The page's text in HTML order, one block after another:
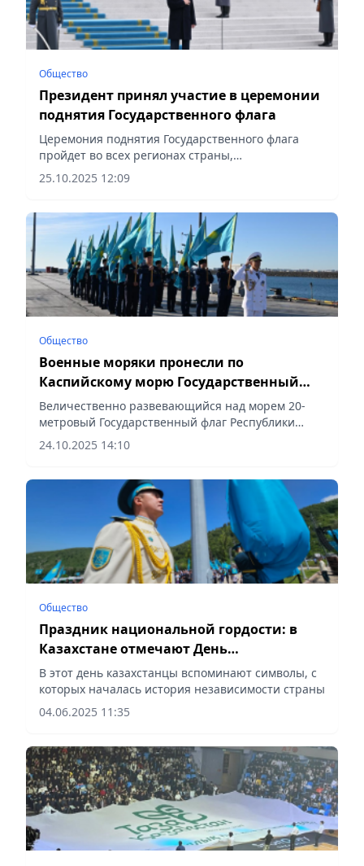
Общество
Президент принял участие в церемонии
поднятия Государственного флага
Церемония поднятия Государственного флага
пройдет во всех регионах страны,
сообщает Vecher.kz.
25.10.2025 12:09
Общество
Военные моряки пронесли по
Каспийскому морю Государственный
флаг Казахстана
Величественно развевающийся над морем 20-
метровый Государственный флаг Республики
Казахстан стал символом силы, независимости и
единства страны, сообщает Vecher.kz.
24.10.2025 14:10
Общество
Праздник национальной гордости: в
Казахстане отмечают День
государственных символов
В этот день казахстанцы вспоминают символы, с
которых началась история независимости страны
04.06.2025 11:35